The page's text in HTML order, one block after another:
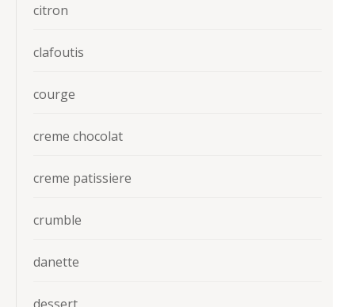
citron
clafoutis
courge
creme chocolat
creme patissiere
crumble
danette